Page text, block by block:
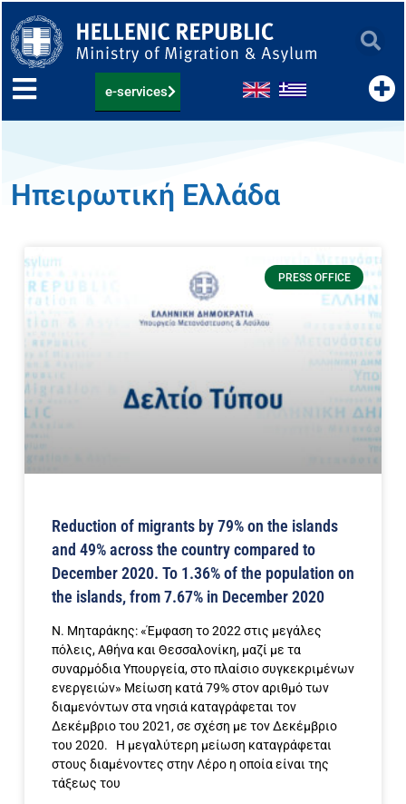
to
content
e-services
Ηπειρωτική Ελλάδα
PRESS OFFICE
Reduction of migrants by 79% on the islands
and 49% across the country compared to
December 2020. To 1.36% of the population on
the islands, from 7.67% in December 2020
Ν. Μηταράκης: «Έμφαση το 2022 στις μεγάλες
πόλεις, Αθήνα και Θεσσαλονίκη, μαζί με τα
συναρμόδια Υπουργεία, στο πλαίσιο συγκεκριμένων
ενεργειών» Μείωση κατά 79% στον αριθμό των
διαμενόντων στα νησιά καταγράφεται τον
Δεκέμβριο του 2021, σε σχέση με τον Δεκέμβριο
του 2020. Η μεγαλύτερη μείωση καταγράφεται
στους διαμένοντες στην Λέρο η οποία είναι της
τάξεως του